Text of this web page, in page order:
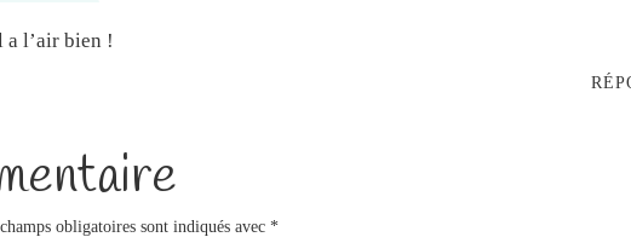
l’air bien !
obligatoires sont indiqués avec *